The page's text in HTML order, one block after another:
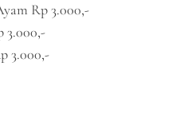
Rp 3.000,-
3.000,-
3.000,-